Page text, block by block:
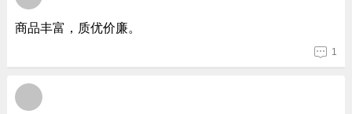
商品丰富，质优价廉。
1